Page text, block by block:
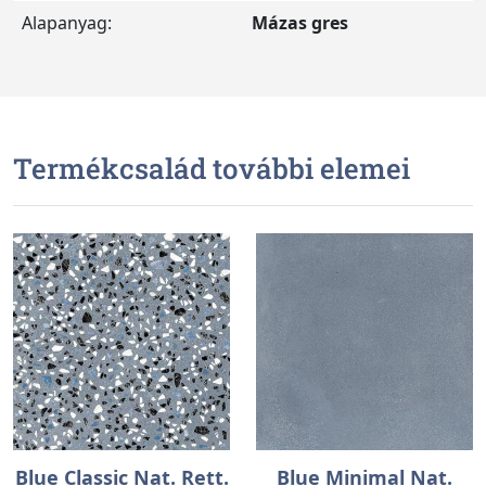
Alapanyag:
Mázas gres
Termékcsalád további elemei
Blue Classic Nat. Rett. Blue Minimal Nat.